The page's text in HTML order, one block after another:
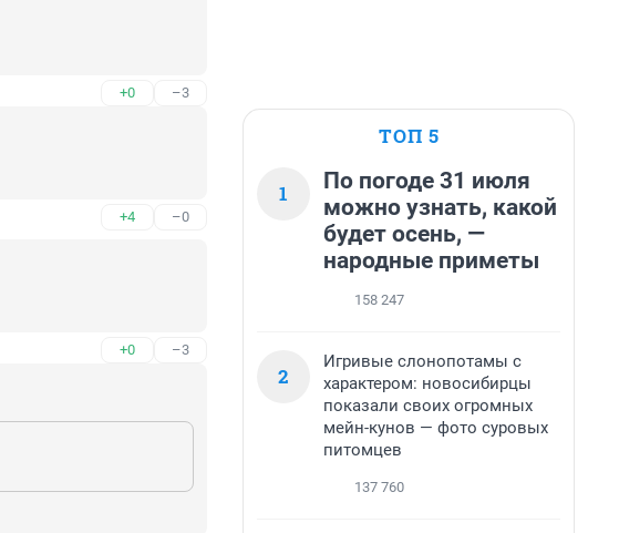
+0 –3
+4 –0
+0 –3
ТОП 5
1
По погоде 31 июля
можно узнать, какой
будет осень, —
народные приметы
158 247
2
Игривые слонопотамы с
характером: новосибирцы
показали своих огромных
мейн-кунов — фото суровых
питомцев
137 760